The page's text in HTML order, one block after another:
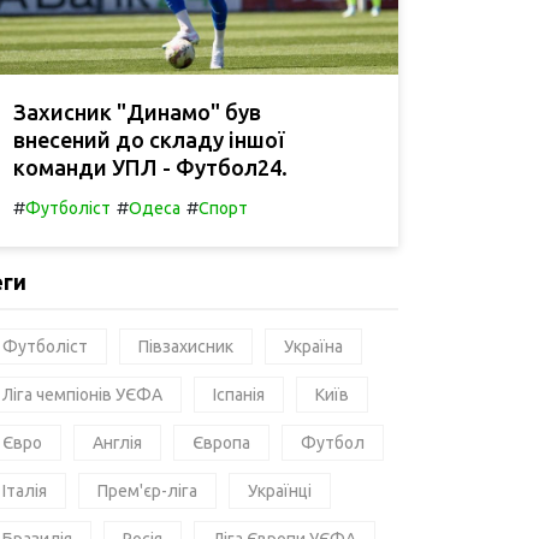
Захисник "Динамо" був
внесений до складу іншої
команди УПЛ - Футбол24.
#Футболіст #Одеса #Спорт
Футболіст Півзахисник Україна
Ліга чемпіонів УЄФА Іспанія Київ
Євро Англія Європа Футбол
Італія Прем'єр-ліга Українці